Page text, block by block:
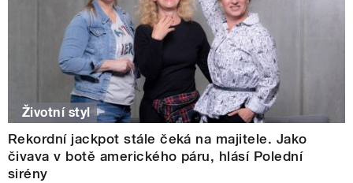
Životní styl
Rekordní jackpot stále čeká na majitele. Jako
čivava v botě amerického páru, hlásí Polední
sirény